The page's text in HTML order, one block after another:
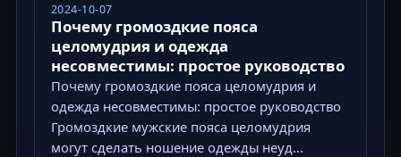
2024-10-07
Почему громоздкие пояса
целомудрия и одежда
несовместимы: простое руководство
Почему громоздкие пояса целомудрия и
одежда несовместимы: простое руководство
Громоздкие мужские пояса целомудрия
могут сделать ношение одежды неуд...